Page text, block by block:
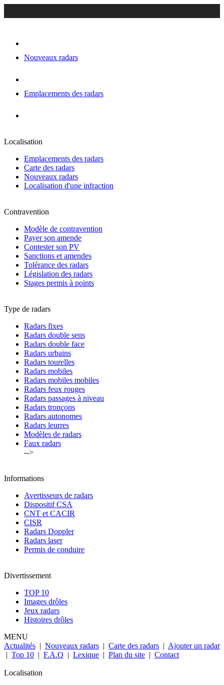
Nouveaux radars
Emplacements des radars
Localisation
Emplacements des radars
Carte des radars
Nouveaux radars
Localisation d'une infraction
Contravention
Modèle de contravention
Payer son amende
Contester son PV
Sanctions et amendes
Tolérance des radars
Législation des radars
Stages permis à points
Type de radars
Radars fixes
Radars double sens
Radars double face
Radars urbains
Radars tourelles
Radars mobiles
Radars mobiles mobiles
Radars feux rouges
Radars passages à niveau
Radars tronçons
Radars autonomes
Radars leurres
Modèles de radars
Faux radars
-->
Informations
Avertisseurs de radars
Dispositif CSA
CNT et CACIR
CISR
Radars Doppler
Radars laser
Permis de conduire
Divertissement
TOP 10
Images drôles
Jeux radars
Histoires drôles
MENU
Actualités | Nouveaux radars | Carte des radars | Ajouter un radar
| Top 10 | F.A.Q | Lexique | Plan du site | Contact
Localisation